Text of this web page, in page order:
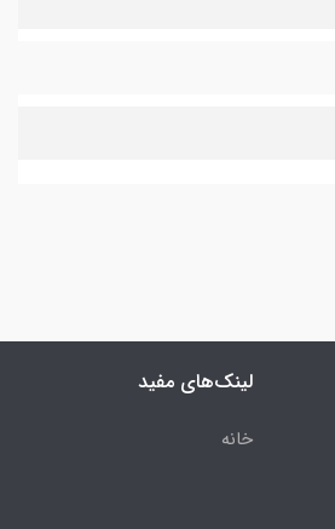
لینک‌های مفید
خانه